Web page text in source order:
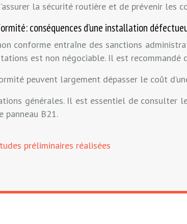
la sécurité routière et de prévenir les
conséquences d’une installation
conforme entraîne des sanctions
est non négociable. Il est
peuvent largement dépasser le coût
générales. Il est essentiel de consulter
B21.
préliminaires réalisées